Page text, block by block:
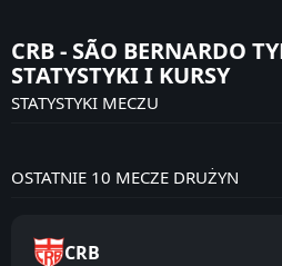
CRB - SÃO BERNARDO
STATYSTYKI I KURSY
STATYSTYKI MECZU
OSTATNIE 10 MECZE DRUŻYN
CRB